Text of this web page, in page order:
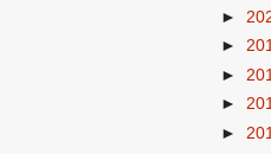
►
►
►
►
►